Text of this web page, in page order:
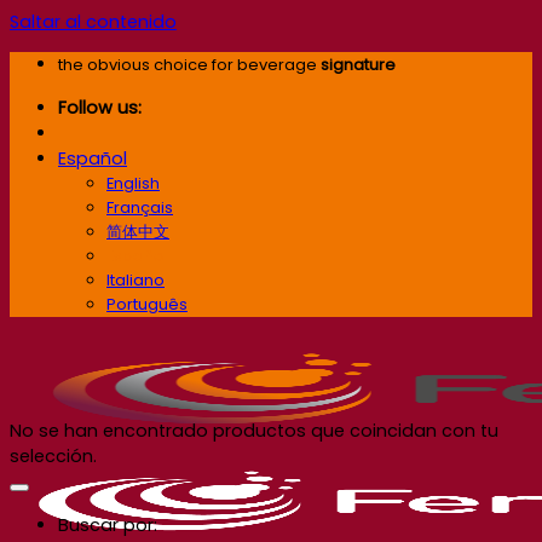
Saltar al contenido
the obvious choice for beverage signature
Follow us:
Español
English
Français
简体中文
Italiano
Português
No se han encontrado productos que coincidan con tu
selección.
Buscar por: